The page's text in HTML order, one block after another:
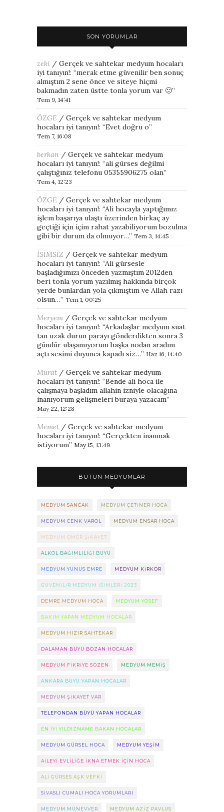
SON YORUMLAR
zeki / Gerçek ve sahtekar medyum hocaları
iyi tanıyın!: “merak etme güvenilir ben sonuç
almıştım 2 sene önce ve siteye hiçmi
bakmadın zaten üstte tonla yorum var 🙂”
Tem 9, 14:41
ÖZGE / Gerçek ve sahtekar medyum
hocaları iyi tanıyın!: “Evet doğru o”
Tem 7, 16:08
berkan / Gerçek ve sahtekar medyum
hocaları iyi tanıyın!: “ali gürses değilmi
çalıştığınız telefonu 05355906275 olan”
Tem 4, 12:23
ÖZGE / Gerçek ve sahtekar medyum
hocaları iyi tanıyın!: “Ali hocayla yaptığımız
işlem başarıya ulaştı üzerinden birkaç ay
geçtiği için içim rahat yazabiliyorum bozulma
gibi bir durum da olmuyor…” Tem 3, 14:45
İSİMSİZ / Gerçek ve sahtekar medyum
hocaları iyi tanıyın!: “Ali gürsesle
başladığımızı önceden yazmıştım 2012den
beri tonla yorum yazılmış hakkında birçok
yerde bunlardan yola çıkmıştım ve Allah razı
olsun…” Tem 1, 00:25
Meryem / Gerçek ve sahtekar medyum
hocaları iyi tanıyın!: “Arkadaşlar medyum suat
tan uzak durun parayı gönderdikten sonra 3
gündür ulaşamıyorum başka nodan aradım
açtı sesimi duyunca kapadı siz…” Haz 16, 14:40
Murat / Gerçek ve sahtekar medyum
hocaları iyi tanıyın!: “Bende ali hoca ile
çalışmaya başladım allahin izniyle olacağına
inanıyorum gelişmeleri buraya yazacam”
May 22, 12:28
Memet / Gerçek ve sahtekar medyum
hocaları iyi tanıyın!: “Gerçekten inanmak
istiyorum” May 15, 13:49
BÜTÜN MEDYUMLAR
MEDYUM SANCAK MEDYUM ÇETINER HOCA
MEDYUM CENK VAROL MEDYUM ENSAR HOCA
MEDYUM ÖMER ŞIKAYET
ALKOL BAĞIMLILIĞI BÜYÜ
MEDYUM YUNUS EMRE MEDYUM KIRKOR
GÜVENILIR MEDYUM ISIMLERI 2023
DEMRE MEDYUM HOCA MEDYUM YOSEF
BAKIM YAPAN MEDYUM HOCALAR
MEDYUM HIZIR SAHTEKAR
DALAMAN BÜYÜ BOZAN HOCALAR
MEDYUM FIKRIYE SÖZEN MEDYUM MEMIŞ
ANKARA BÜYÜ YAPAN HOCALAR
MEDYUM ŞIKAYET VAR
TELEFONDAN BÜYÜ YAPAN HOCALAR
EN IYI YILDIZNAME BAKAN HOCALAR
MEDYUM GÜRSEL HOCA MEDYUM YEŞIM
AILEYI EVLILIĞE IKNA ETMEK IÇIN HOCA
ALI GÜRSES AŞK VEFKI
SIVASLI CUMALI HOCA YORUMLARI
MEDYUM MÜNEVVER MEDYUM AZIZ PAVLUS